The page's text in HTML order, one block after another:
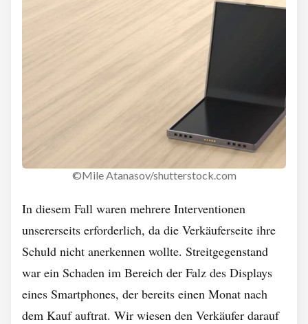
©Mile Atanasov/shutterstock.com
In diesem Fall waren mehrere Interventionen
unsererseits erforderlich, da die Verkäuferseite ihre
Schuld nicht anerkennen wollte. Streitgegenstand
war ein Schaden im Bereich der Falz des Displays
eines Smartphones, der bereits einen Monat nach
dem Kauf auftrat. Wir wiesen den Verkäufer darauf